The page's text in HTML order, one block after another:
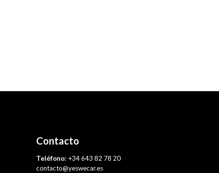
Contacto
Teléfono: +34 643 82 78 20
contacto@yeswecar.es